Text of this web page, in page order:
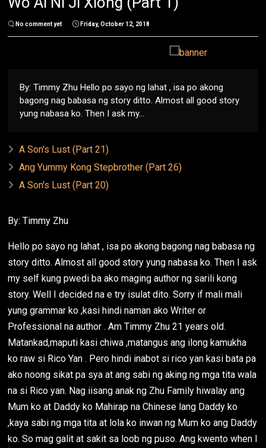
No comment yet Friday, October 12, 2018
By: Timmy Zhu Hello po sayo ng lahat , isa po akong
bagong nag babasa ng story ditto. Almost all good story
yung nabasa ko. Then I ask my...
A Son's Lust (Part 21)
Ang Yummy Kong Stepbrother (Part 26)
A Son's Lust (Part 20)
By: Timmy Zhu
Hello po sayo ng lahat , isa po akong bagong nag babasa ng
story ditto. Almost all good story yung nabasa ko. Then I ask
my self kung pwedi ba ako maging author ng sarili kong
story. Well I decided na e try isulat dito. Sorry if mali mali
yung grammar ko ,kasi hindi naman ako Writer or
Professional na author . Am Timmy Zhu 21 years old.
Matankad,maputi kasi chiwa ,matangus ang ilong kamukha
ko raw si Rico Yan . Pero hindi inabot si rico yan kasi bata pa
ako noong sikat pa sya at ang sabi ng aking ng mga tita wala
na si Rico yan. Nag iisang anak ng Zhu Family hiwalay ang
Mum ko at Daddy ko Mahirap na Chinese lang Daddy ko
,kaya sabi ng mga tita at lola ko inwan ng Mum ko ang Daddy
ko. So mag galit at sakit sa loob ng puso. Ang kwento when I